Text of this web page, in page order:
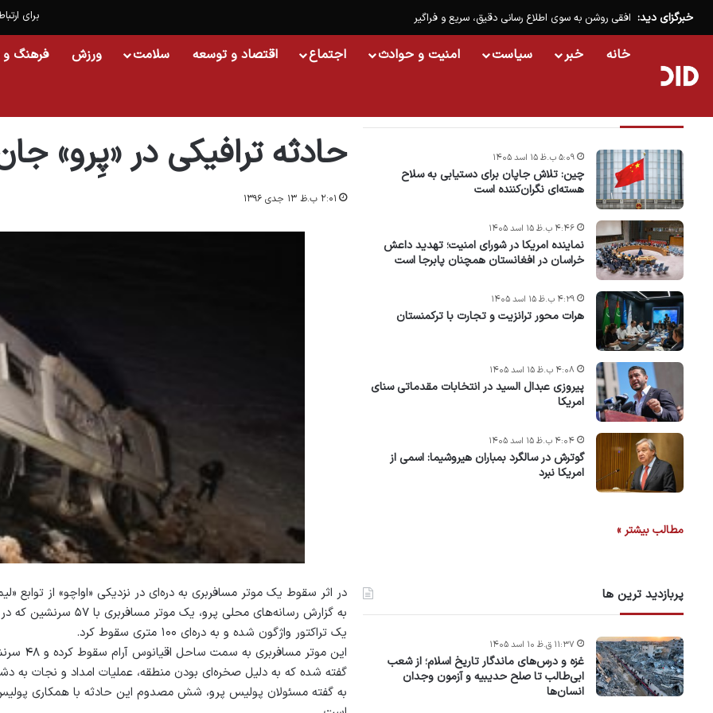
برای خبرگزای دید: افقی روشن به سوی اطلاع رسانی دقیق، سریع و فراگیر
خانه خبر سیاست امنیت و حوادث اجتماع اقتصاد و توسعه سلامت ورزش فرهنگ و
حادثه ترافیکی در «پِرو» جان ۴۸ نفر را
۲:۰۱ ب.ظ ۱۳ جدی ۱۳۹۶
در اثر سقوط یک موتر مسافربری به دره‌ای در نزدیکی «اواچو» از توابع «لیما» پایتخت
به گزارش رسانه‌های
یک تراکتور واژگون شده و به دره‌ای ۱۰۰ متری سقوط کرد.
این موتر مسافربری به سمت ساحل اقیانوس آرام سقوط کرده و ۴۸ سرنشین آن جان باخته‌اند.
گفته شده که به دلیل صخره‌ای بودن منطقه، عملیات امداد و نجات به
به گفته مسئولان پولیس پرو، شش مصدوم این حادثه با همکاری
چین: تلاش جاپان برای دستیابی به سلاح
هسته‌ای نگران‌کننده است
۵:۰۹ ب.ظ ۱۵ اسد ۱۴۰۵
نماینده امریکا در شورای امنیت؛ تهدید داعش
خراسان در افغانستان همچنان پابرجا است
۴:۴۶ ب.ظ ۱۵ اسد ۱۴۰۵
هرات محور ترانزیت و تجارت با ترکمنستان
۴:۲۹ ب.ظ ۱۵ اسد ۱۴۰۵
پیروزی عبدال السید در انتخابات مقدماتی سنای
امریکا
۴:۰۸ ب.ظ ۱۵ اسد ۱۴۰۵
گوترش در سالگرد بمباران هیروشیما: اسمی از
امریکا نبرد
۴:۰۴ ب.ظ ۱۵ اسد ۱۴۰۵
مطالب بیشتر »
پربازدید ترین ها
غزه و درس‌های ماندگار تاریخ اسلام؛ از شعب
ابی‌طالب تا صلح حدیبیه و آزمون وجدان
انسان‌ها
۱۱:۳۷ ق.ظ ۱۰ اسد ۱۴۰۵